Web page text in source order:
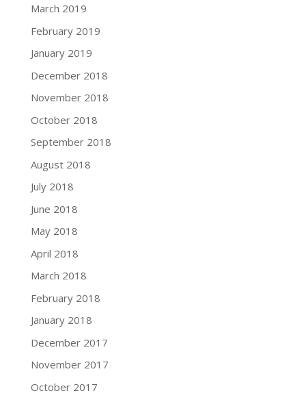
March 2019
February 2019
January 2019
December 2018
November 2018
October 2018
September 2018
August 2018
July 2018
June 2018
May 2018
April 2018
March 2018
February 2018
January 2018
December 2017
November 2017
October 2017